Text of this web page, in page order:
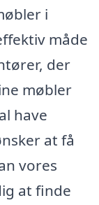
i
måde
der
møbler
have
at få
vores
at finde